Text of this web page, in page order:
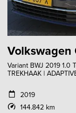
Volkswagen
Variant BWJ 2019 1.0
TREKHAAK |
2019
144.842 km